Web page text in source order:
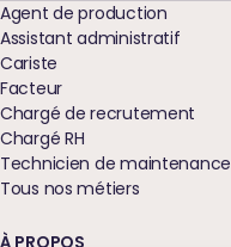
Agent de production
Assistant administratif
Cariste
Facteur
Chargé de recrutement
Chargé RH
Technicien de maintenance
Tous nos métiers